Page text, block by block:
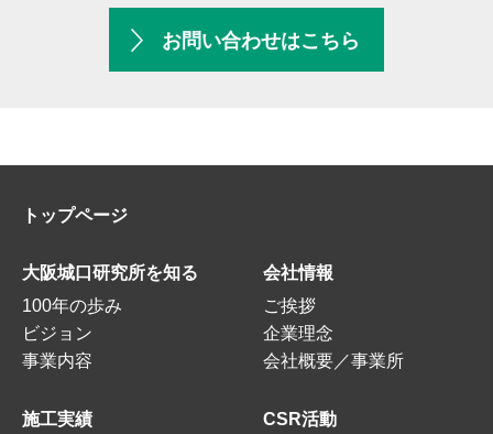
お問い合わせはこちら
トップページ
大阪城口研究所を知る
100年の歩み
ビジョン
事業内容
会社情報
ご挨拶
企業理念
会社概要／事業所
施工実績
CSR活動